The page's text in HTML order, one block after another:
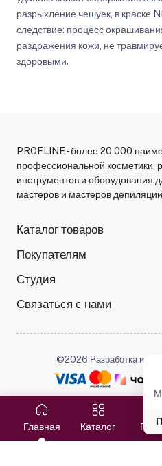
Главная Каталог
разрыхление чешуек, в краске
следствие: процесс
раздражения кожи, не
здоровыми.
PROFLINE - более 20 000
профессиональной косметики,
инструментов и оборудования
мастеров и мастеров
Каталог товаров
Покупателям
Студия
Связаться с нами
©2026 Разработка и
Мы в